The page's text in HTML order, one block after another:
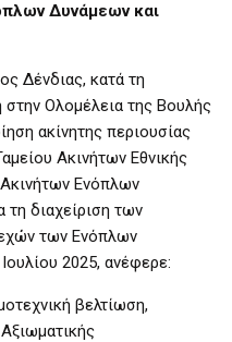
Δυνάμεων και
Δένδιας, κατά τη
Ολομέλεια της Βουλής
ακίνητης περιουσίας
Ακινήτων Εθνικής
Ενόπλων
διαχείριση των
των Ενόπλων
2025, ανέφερε:
βελτίωση,